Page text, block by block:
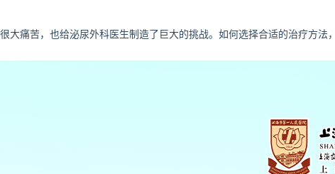
痛苦，也给泌尿外科医生制造了巨大的挑战。如何选择合适的治疗方法